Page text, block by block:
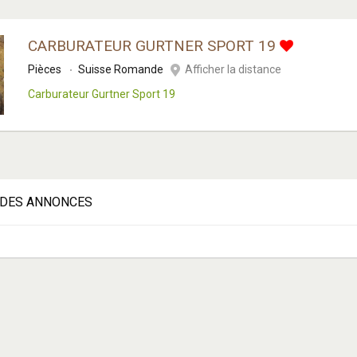
CARBURATEUR GURTNER SPORT 19
Pièces Suisse Romande
Afficher la distance
Carburateur Gurtner Sport 19
ANNONCES